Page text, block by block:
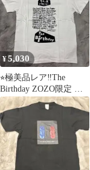
¥5,030
⭐︎極美品レア‼️The
Birthday ZOZO限定 チ
バユウスケTシャツ L‼️